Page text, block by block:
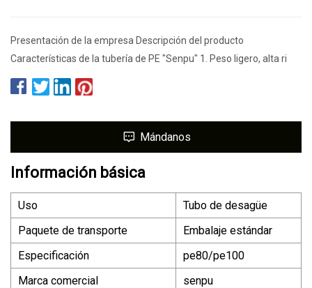
Presentación de la empresa Descripción del producto
Características de la tubería de PE "Senpu" 1. Peso ligero, alta ri
Mándanos
Información básica
Uso
Tubo de desagüe
Paquete de transporte
Embalaje estándar
Especificación
pe80/pe100
Marca comercial
senpu